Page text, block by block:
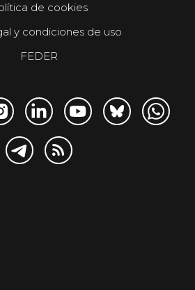
de cookies
y condiciones de uso
FEDER